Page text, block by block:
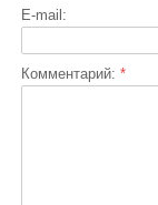
E-mail:
Комментарий: *